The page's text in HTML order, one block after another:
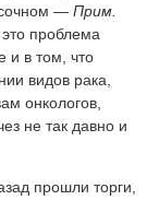
— Прим.
проблема
и в том, что
видов рака,
онкологов,
не так давно и
прошли торги,